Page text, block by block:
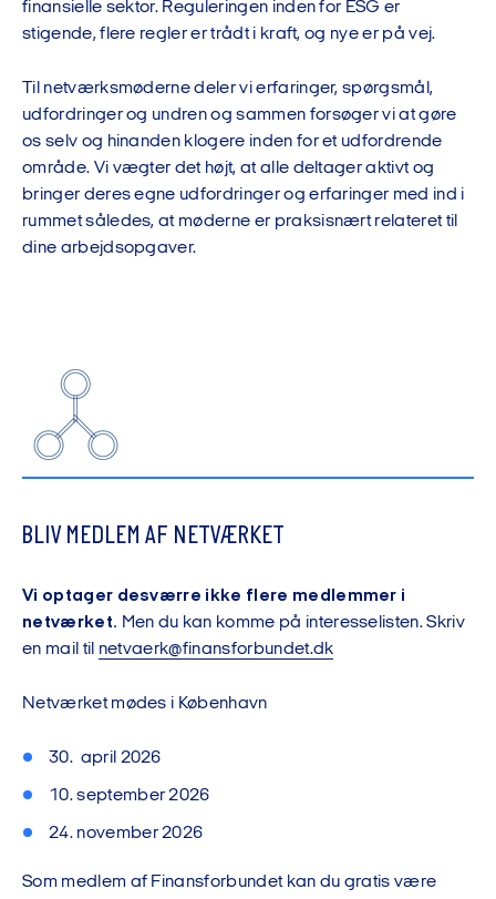
finansielle sektor. Reguleringen inden for ESG er
stigende, flere regler er trådt i kraft, og nye er på vej.
Til netværksmøderne deler vi erfaringer, spørgsmål,
udfordringer og undren og sammen forsøger vi at gøre
os selv og hinanden klogere inden for et udfordrende
område. Vi vægter det højt, at alle deltager aktivt og
bringer deres egne udfordringer og erfaringer med ind i
rummet således, at møderne er praksisnært relateret til
dine arbejdsopgaver.
BLIV MEDLEM AF NETVÆRKET
Vi optager desværre ikke flere medlemmer i
netværket. Men du kan komme på interesselisten. Skriv
en mail til netvaerk@finansforbundet.dk
Netværket mødes i København
30. april 2026
10. september 2026
24. november 2026
Som medlem af Finansforbundet kan du gratis være